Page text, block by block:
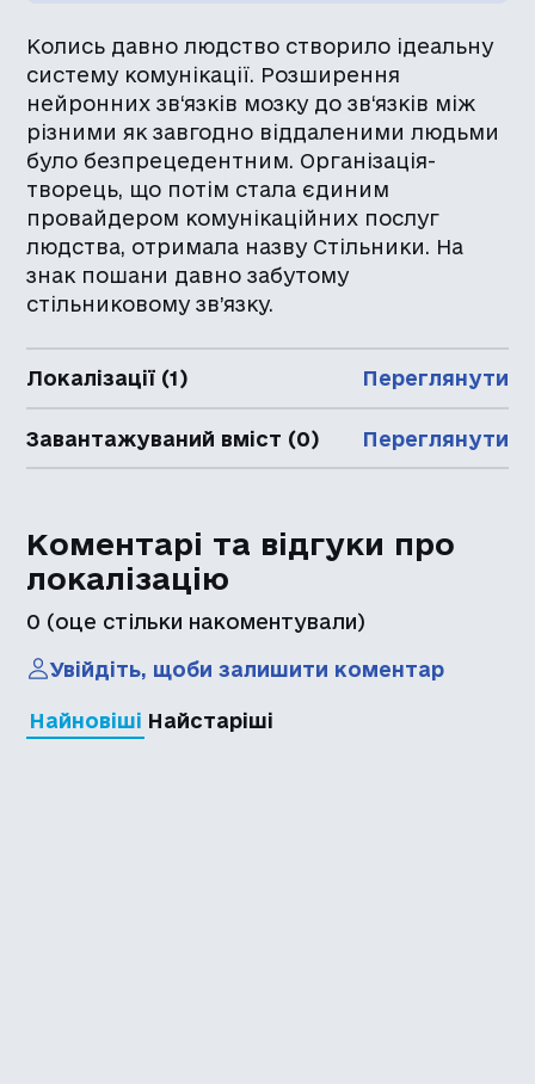
Колись давно людство створило ідеальну
систему комунікації. Розширення
нейронних зв‘язків мозку до зв‘язків між
різними як завгодно віддаленими людьми
було безпрецедентним. Організація-
творець, що потім стала єдиним
провайдером комунікаційних послуг
людства, отримала назву Стільники. На
знак пошани давно забутому
стільниковому зв’язку.
Локалізації (1) Переглянути
Завантажуваний вміст (0) Переглянути
Коментарі та відгуки про
локалізацію
0 (оце стільки накоментували)
Увійдіть, щоби залишити коментар
Найновіші Найстаріші